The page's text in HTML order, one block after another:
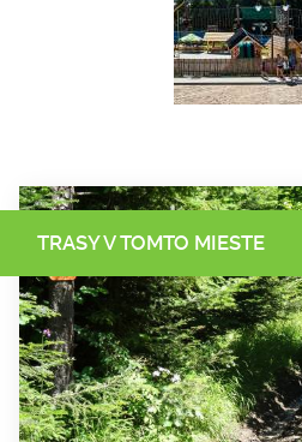
TRASY V TOMTO MIESTE